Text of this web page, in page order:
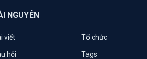
NGUYÊN
viết Tổ chức
hỏi Tags